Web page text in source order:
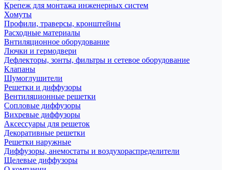
Крепеж для монтажа инженерных систем
Хомуты
Профили, траверсы, кронштейны
Расходные материалы
Внтиляционное оборудование
Лючки и гермодвери
Дефлекторы, зонты, фильтры и сетевое оборудование
Клапаны
Шумоглушители
Решетки и диффузоры
Вентиляционные решетки
Сопловые диффузоры
Вихревые диффузоры
Аксессуары для решеток
Декоративные решетки
Решетки наружные
Диффузоры, анемостаты и воздухораспределители
Щелевые диффузоры